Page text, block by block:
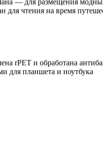
для чтения на время
rPET и обработана
для планшета и ноутбука